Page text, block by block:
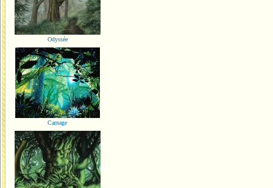
Odyssée
Carnage